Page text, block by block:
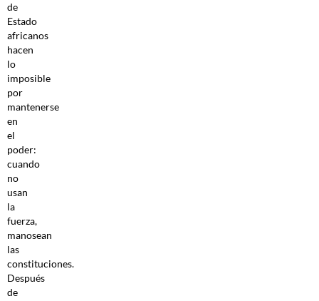
de
Estado
africanos
hacen
lo
imposible
por
mantenerse
en
el
poder:
cuando
no
usan
la
fuerza,
manosean
las
constituciones.
Después
de